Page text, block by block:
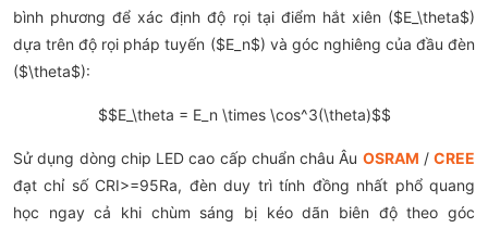
bình phương để xác định độ rọi tại điểm hắt xiên ($E_\theta$)
dựa trên độ rọi pháp tuyến ($E_n$) và góc nghiêng của đầu đèn
($\theta$):
$$E_\theta = E_n \times \cos^3(\theta)$$
Sử dụng dòng chip LED cao cấp chuẩn châu Âu OSRAM / CREE
đạt chỉ số CRI>=95Ra, đèn duy trì tính đồng nhất phổ quang
học ngay cả khi chùm sáng bị kéo dãn biên độ theo góc